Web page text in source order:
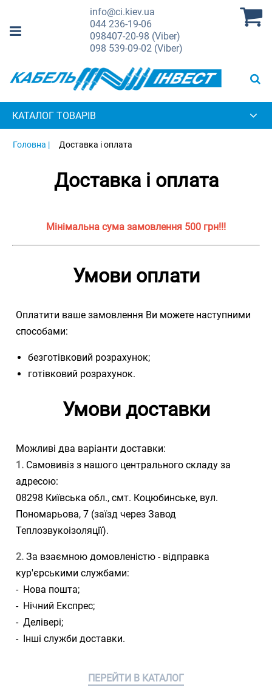
info@ci.kiev.ua
044236-19-06
098407-20-98 (Viber)
098 539-09-02 (Viber)
КАТАЛОГ ТОВАРІВ
Головна | Доставка і оплата
Доставка і оплата
Мінімальна сума замовлення 500 грн!!!
Умови оплати
Оплатити ваше замовлення Ви можете наступними
способами:
безготівковий розрахунок;
готівковий розрахунок.
Умови доставки
Можливі два варіанти доставки:
1. Самовивіз з нашого центрального складу за
адресою:
08298 Київська обл., смт. Коцюбинське, вул.
Пономарьова, 7 (заїзд через Завод
Теплозвукоізоляції).
2. За взаємною домовленістю - відправка
кур'єрськими службами:
- Нова пошта;
- Нічний Експрес;
- Делівері;
- Інші служби доставки.
ПЕРЕЙТИ В КАТАЛОГ